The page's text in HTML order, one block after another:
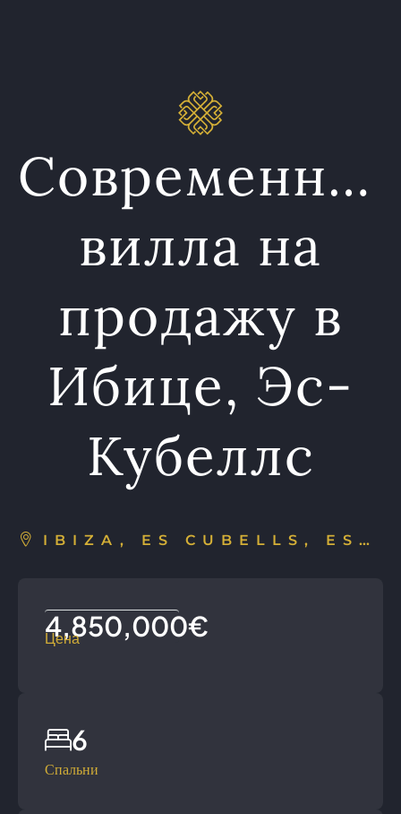
Современная
вилла на
продажу в
Ибице, Эс-
Кубеллс
IBIZA, ES CUBELLS, ESPAÑA
4,850,000€
Цена
Спальни
6